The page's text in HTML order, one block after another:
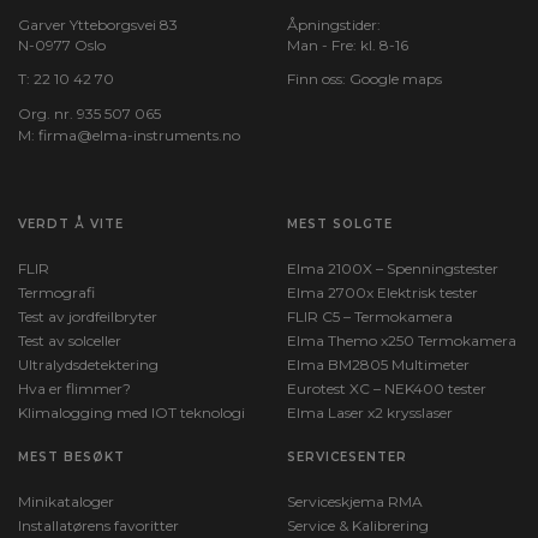
Garver Ytteborgsvei 83
N-0977 Oslo
T: 22 10 42 70
Org. nr. 935 507 065
M: firma@elma-instruments.no​
Åpningstider:
Man - Fre: kl. 8-16
Finn oss: Google maps
VERDT Å VITE
FLIR
Termografi
Test av jordfeilbryter
Test av solceller
Ultralydsdetektering
Hva er flimmer?
Klimalogging med IOT teknologi
MEST SOLGTE
Elma 2100X – Spenningstester
Elma 2700x Elektrisk tester
FLIR C5 – Termokamera
Elma Themo x250 Termokamera
Elma BM2805 Multimeter
Eurotest XC – NEK400 tester
Elma Laser x2 krysslaser
MEST BESØKT
Minikataloger
Installatørens favoritter
SERVICESENTER
Serviceskjema RMA
Service & Kalibrering